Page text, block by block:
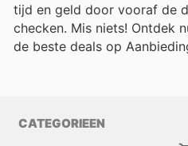
tijd en geld door vooraf de
checken. Mis niets! Ontdek
de beste deals op
CATEGORIEEN